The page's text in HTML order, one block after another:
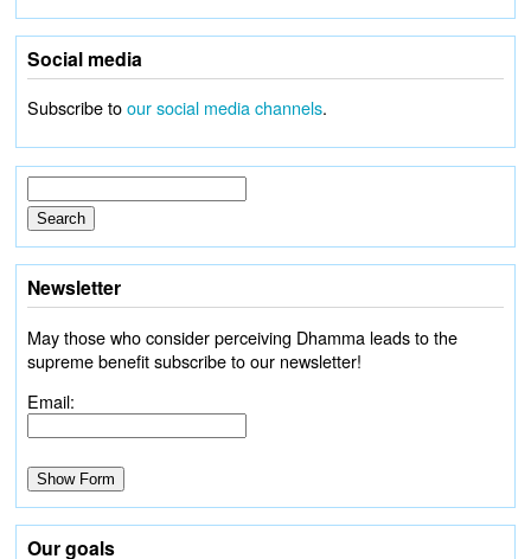
Social media
Subscribe toour social media channels.
Newsletter
May those who consider perceiving Dhamma leads to the
supreme benefit subscribe to our newsletter!
Email:
Our goals